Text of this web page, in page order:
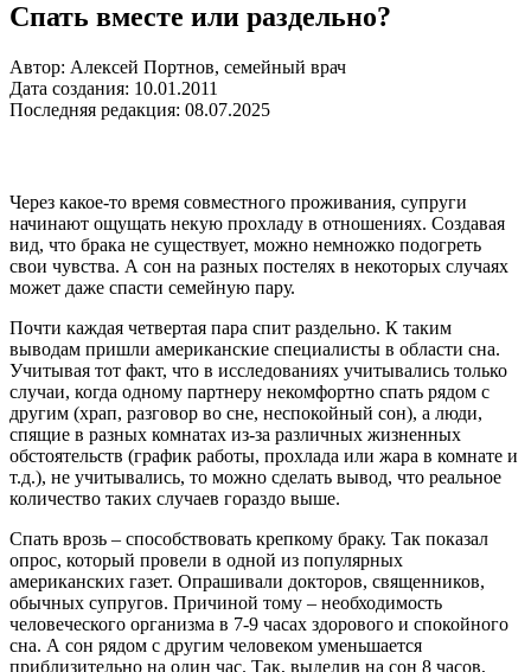
Спать вместе или раздельно?
Автор: Алексей Портнов, семейный врач
Дата создания: 10.01.2011
Последняя редакция: 08.07.2025
Через какое-то время совместного проживания, супруги
начинают ощущать некую прохладу в отношениях. Создавая
вид, что брака не существует, можно немножко подогреть
свои чувства. А сон на разных постелях в некоторых случаях
может даже спасти семейную пару.
Почти каждая четвертая пара спит раздельно. К таким
выводам пришли американские специалисты в области сна.
Учитывая тот факт, что в исследованиях учитывались только
случаи, когда одному партнеру некомфортно спать рядом с
другим (храп, разговор во сне, неспокойный сон), а люди,
спящие в разных комнатах из-за различных жизненных
обстоятельств (график работы, прохлада или жара в комнате и
т.д.), не учитывались, то можно сделать вывод, что реальное
количество таких случаев гораздо выше.
Спать врозь – способствовать крепкому браку. Так показал
опрос, который провели в одной из популярных
американских газет. Опрашивали докторов, священников,
обычных супругов. Причиной тому – необходимость
человеческого организма в 7-9 часах здорового и спокойного
сна. А сон рядом с другим человеком уменьшается
приблизительно на один час. Так, выделив на сон 8 часов,